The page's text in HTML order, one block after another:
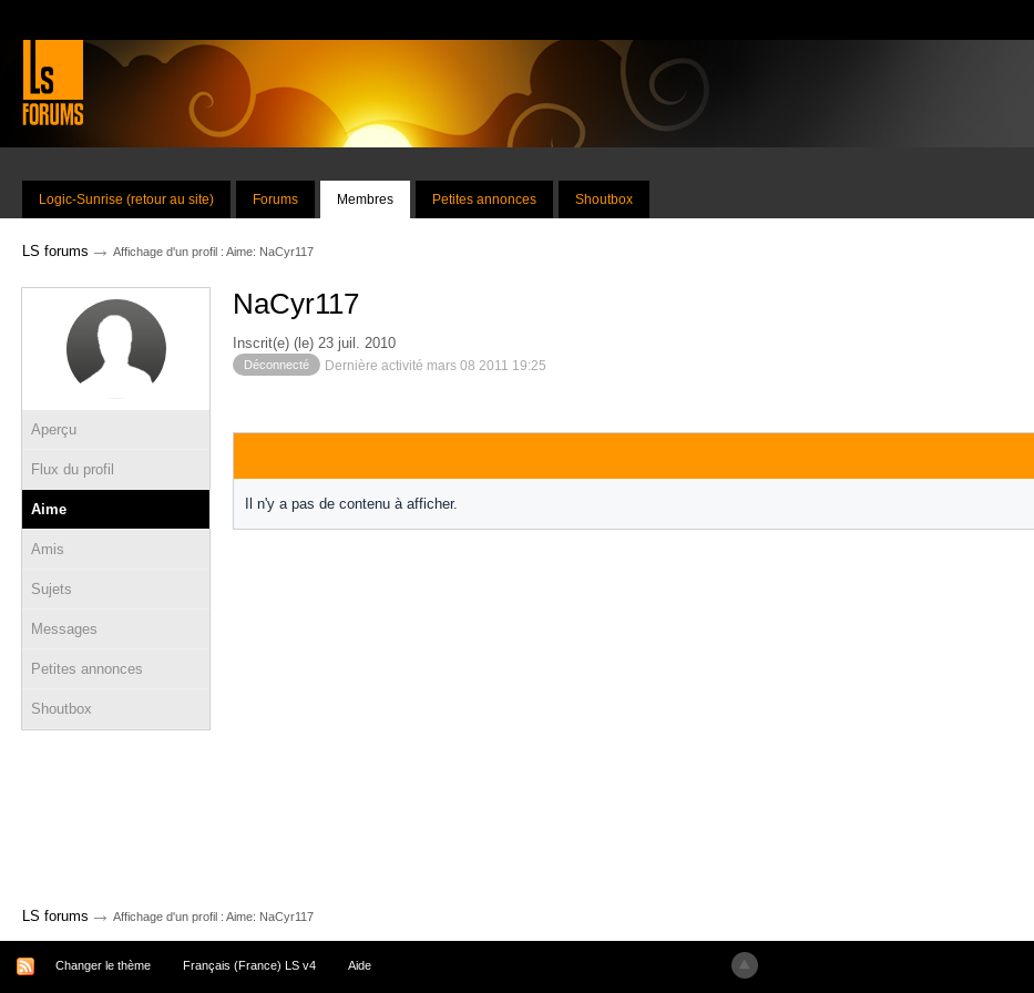
Logic-Sunrise (retour au site) Forums Membres Petites annonces Shoutbox
LS forums → Affichage d'un profil : Aime: NaCyr117
Aperçu
Flux du profil
Aime
Amis
Sujets
Messages
Petites annonces
Shoutbox
NaCyr117
Inscrit(e) (le) 23 juil. 2010
Déconnecté Dernière activité mars 08 2011 19:25
Il n'y a pas de contenu à afficher.
LS forums → Affichage d'un profil : Aime: NaCyr117
Changer le thème Français (France) LS v4 Aide